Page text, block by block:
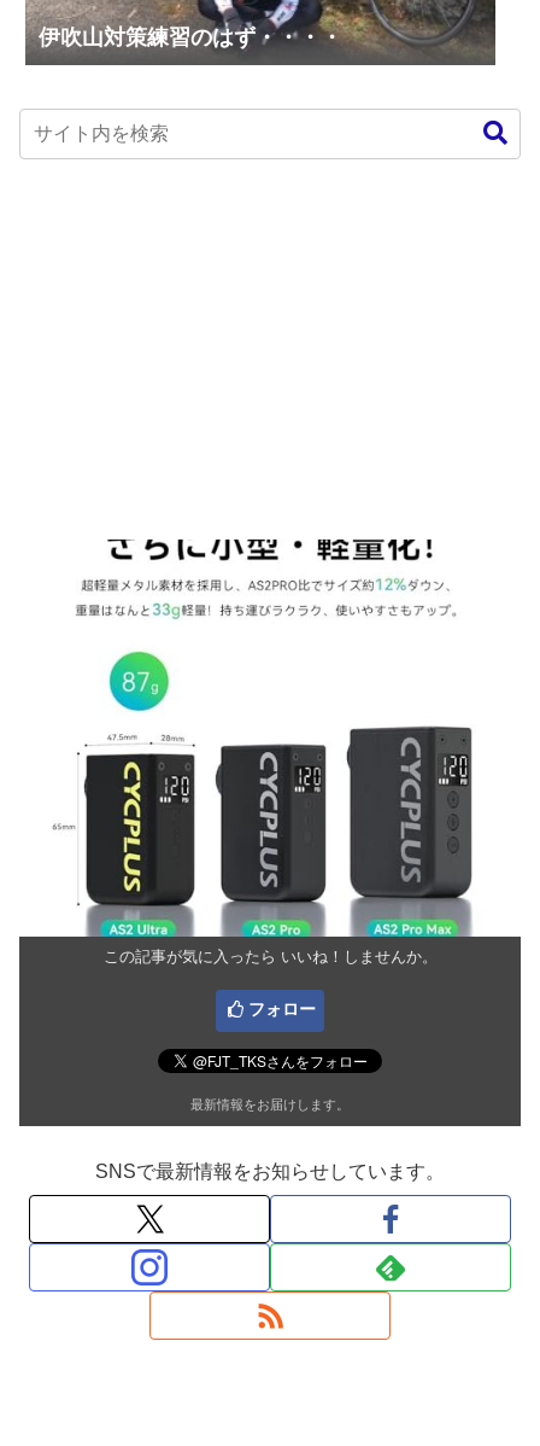
伊吹山対策練習のはず・・・・
この記事が気に入ったら いいね！しませんか。
フォロー
最新情報をお届けします。
SNSで最新情報をお知らせしています。